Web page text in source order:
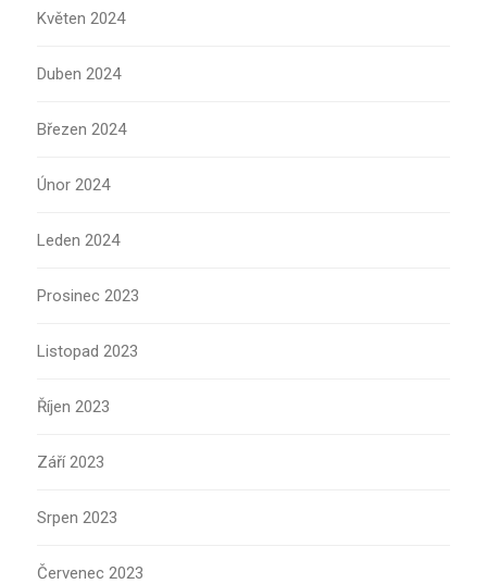
Květen 2024
Duben 2024
Březen 2024
Únor 2024
Leden 2024
Prosinec 2023
Listopad 2023
Říjen 2023
Září 2023
Srpen 2023
Červenec 2023